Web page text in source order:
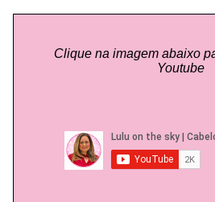
Clique na imagem abaixo
Youtube